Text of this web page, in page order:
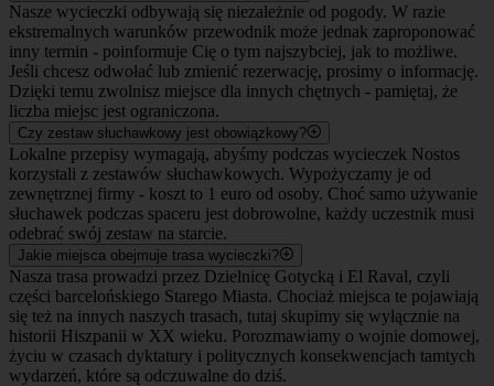
Nasze wycieczki odbywają się niezależnie od pogody. W razie
ekstremalnych warunków przewodnik może jednak zaproponować
inny termin - poinformuje Cię o tym najszybciej, jak to możliwe.
Jeśli chcesz odwołać lub zmienić rezerwację, prosimy o informację.
Dzięki temu zwolnisz miejsce dla innych chętnych - pamiętaj, że
liczba miejsc jest ograniczona.
Czy zestaw słuchawkowy jest obowiązkowy?
Lokalne przepisy wymagają, abyśmy podczas wycieczek Nostos
korzystali z zestawów słuchawkowych. Wypożyczamy je od
zewnętrznej firmy - koszt to 1 euro od osoby. Choć samo używanie
słuchawek podczas spaceru jest dobrowolne, każdy uczestnik musi
odebrać swój zestaw na starcie.
Jakie miejsca obejmuje trasa wycieczki?
Nasza trasa prowadzi przez Dzielnicę Gotycką i El Raval, czyli
części barcelońskiego Starego Miasta. Chociaż miejsca te pojawiają
się też na innych naszych trasach, tutaj skupimy się wyłącznie na
historii Hiszpanii w XX wieku. Porozmawiamy o wojnie domowej,
życiu w czasach dyktatury i politycznych konsekwencjach tamtych
wydarzeń, które są odczuwalne do dziś.